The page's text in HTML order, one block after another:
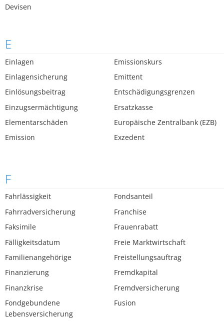
Devisen
E
Einlagen
Einlagensicherung
Einlösungsbeitrag
Einzugsermächtigung
Elementarschäden
Emission
Emissionskurs
Emittent
Entschädigungsgrenzen
Ersatzkasse
Europäische Zentralbank (EZB)
Exzedent
F
Fahrlässigkeit
Fahrradversicherung
Faksimile
Fälligkeitsdatum
Familienangehörige
Finanzierung
Finanzkrise
Fondgebundene
Lebensversicherung
Fondsanteil
Franchise
Frauenrabatt
Freie Marktwirtschaft
Freistellungsauftrag
Fremdkapital
Fremdversicherung
Fusion